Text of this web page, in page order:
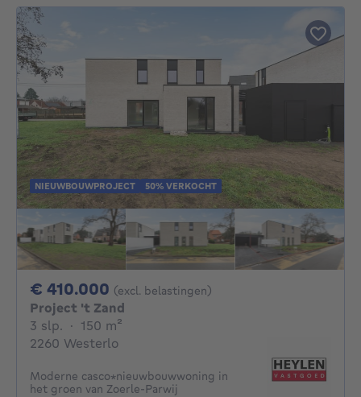
NIEUWBOUWPROJECT 50% VERKOCHT
€ 410.000 410000€
(excl. belastingen)
Project 't Zand
3 slp. 3 slaapkamers
· 150 m²
2260 Westerlo
Moderne casco*nieuwbouwwoning in
het groen van Zoerle-Parwij